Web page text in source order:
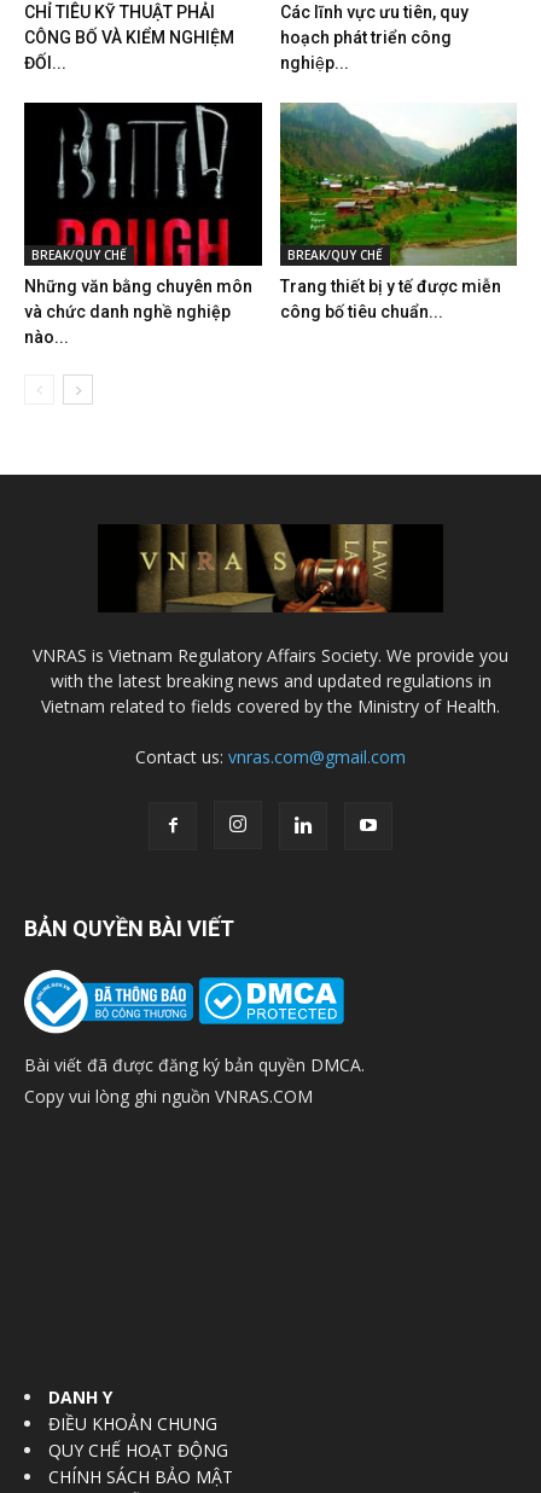
CHỈ TIÊU KỸ THUẬT PHẢI
CÔNG BỐ VÀ KIỂM NGHIỆM
ĐỐI...
Các lĩnh vực ưu tiên, quy
hoạch phát triển công
nghiệp...
BREAK/QUY CHẾ
Những văn bằng chuyên môn
và chức danh nghề nghiệp
nào...
BREAK/QUY CHẾ
Trang thiết bị y tế được miễn
công bố tiêu chuẩn...
VNRAS is Vietnam Regulatory Affairs Society. We provide you
with the latest breaking news and updated regulations in
Vietnam related to fields covered by the Ministry of Health.
Contact us: vnras.com@gmail.com
BẢN QUYỀN BÀI VIẾT
Bài viết đã được đăng ký bản quyền DMCA.
Copy vui lòng ghi nguồn VNRAS.COM
DANH Y
ĐIỀU KHOẢN CHUNG
QUY CHẾ HOẠT ĐỘNG
CHÍNH SÁCH BẢO MẬT